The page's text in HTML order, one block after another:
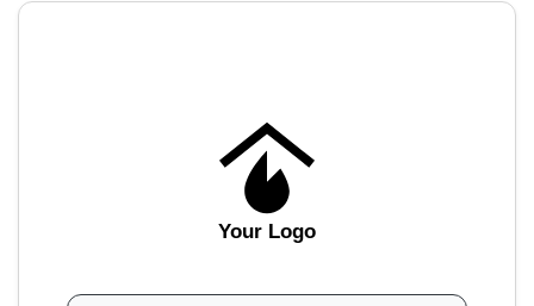
Your Logo